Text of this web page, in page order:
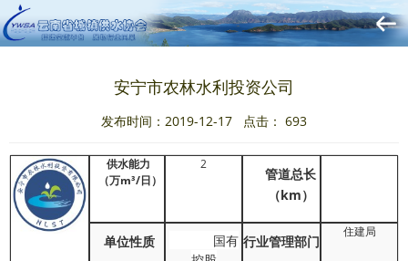
安宁市农林水利投资公司
发布时间：2019-12-17 点击： 693
供水能力
（万m³/日）
2
管道总长
（km）
单位性质
国有 行业管理部门
住建局